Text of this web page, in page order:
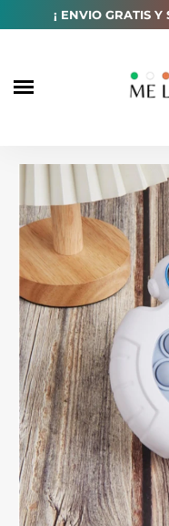
directamente
contenido
¡ ENVIO GRATIS Y
habitual